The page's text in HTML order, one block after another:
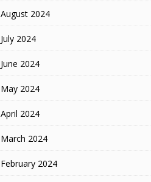
August 2024
July 2024
June 2024
May 2024
April 2024
March 2024
February 2024